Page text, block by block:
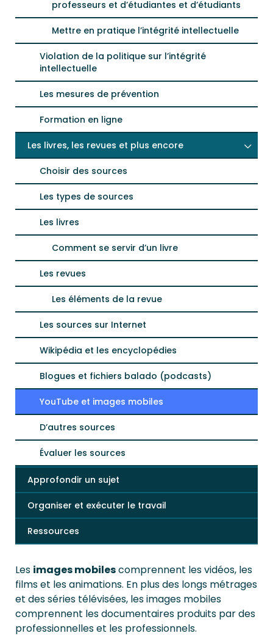
professeurs et d’étudiantes et d’étudiants
Mettre en pratique l’intégrité intellectuelle
Violation de la politique sur l’intégrité
intellectuelle
Les mesures de prévention
Formation en ligne
Les livres, les revues et plus encore
Choisir des sources
Les types de sources
Les livres
Comment se servir d’un livre
Les revues
Les éléments de la revue
Les sources sur Internet
Wikipédia et les encyclopédies
Blogues et fichiers balado (podcasts)
YouTube et images mobiles
D’autres sources
Évaluer les sources
Approfondir un sujet
Organiser et exécuter le travail
Ressources
Les images mobilescomprennent les vidéos, les
films et les animations. En plus des longs métrages
et des séries télévisées, les images mobiles
comprennent les documentaires produits par des
professionnelles et les professionnels.